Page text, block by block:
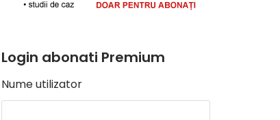
Login abonati Premium
Nume utilizator